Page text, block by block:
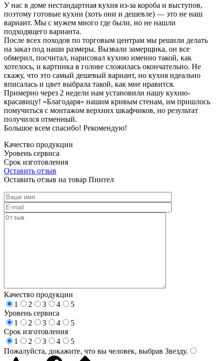
У нас в доме нестандартная кухня из-за короба и выступов,
поэтому готовые кухни (хоть они и дешевле) — это не наш
вариант. Мы с мужем много где были, но не нашли
подходящего варианта.
После всех походов по торговым центрам мы решили делать
на заказ под наши размеры. Вызвали замерщика, он все
обмерил, посчитал, нарисовал кухню именно такой, как
хотелось, и картинка в голове сложилась окончательно. Не
скажу, что это самый дешевый вариант, но кухня идеально
вписалась и цвет выбрала такой, как мне нравится.
Примерно через 2 недели нам установили нашу кухню-
красавицу! «Благодаря» нашим кривым стенам, им пришлось
помучиться с монтажом верхних шкафчиков, но результат
получился отменный.
Большое всем спасибо! Рекомендую!
Качество продукции
Уровень сервиса
Срок изготовления
Оставить отзыв
Оставить отзыв на товар Пинтел
Качество продукции
1
2 3 4
5
Уровень сервиса
1
2 3 4
5
Срок изготовления
1
2 3 4
5
Пожалуйста, докажите, что вы человек, выбрав Звезду.